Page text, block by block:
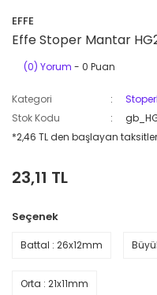
EFFE
Effe Stoper Mantar
(0) Yorum - 0 Puan
Kategori
Stok Kodu
*2,46 TL den başlayan
23,11 TL
Seçenek
Battal : 26x12mm
Orta : 21x11mm